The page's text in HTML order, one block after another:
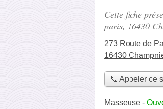
Cette fiche
paris, 16430
273 Route de
16430
📞 Appeler ce
Masseuse -